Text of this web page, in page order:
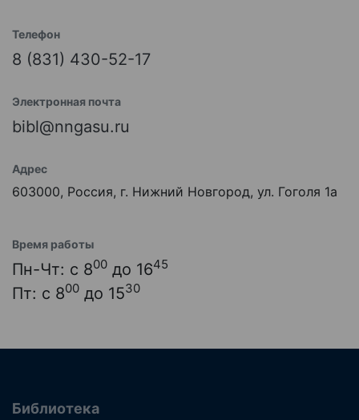
Телефон
8 (831) 430-52-17
Электронная почта
bibl@nngasu.ru
Адрес
603000, Россия, г. Нижний Новгород, ул. Гоголя 1а
Время работы
Пн-Чт: с 800 до 1645
Пт: с 800 до 1530
Библиотека